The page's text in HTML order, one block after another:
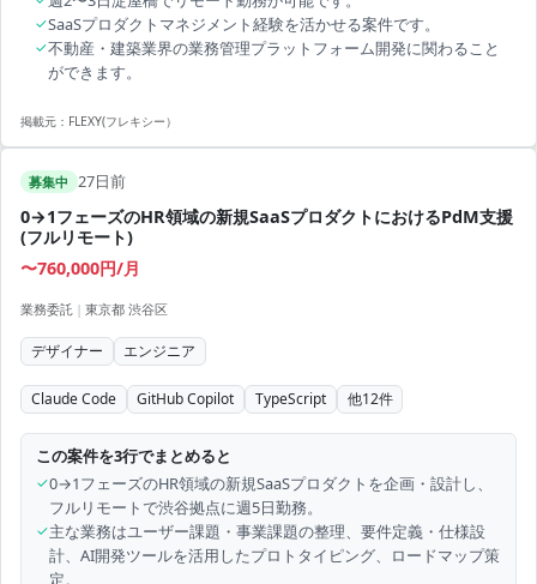
✓SaaSプロダクトマネジメント経験を活かせる案件です。
✓不動産・建築業界の業務管理プラットフォーム開発に関わること
ができます。
掲載元： FLEXY(フレキシー）
募集中 27日前
0→1フェーズのHR領域の新規SaaSプロダクトにおけるPdM支援
(フルリモート)
〜760,000円/月
業務委託 | 東京都 渋谷区
デザイナー エンジニア
Claude Code GitHub Copilot TypeScript 他12件
この案件を3行でまとめると
✓0→1フェーズのHR領域の新規SaaSプロダクトを企画・設計し、
フルリモートで渋谷拠点に週5日勤務。
✓主な業務はユーザー課題・事業課題の整理、要件定義・仕様設
計、AI開発ツールを活用したプロトタイピング、ロードマップ策